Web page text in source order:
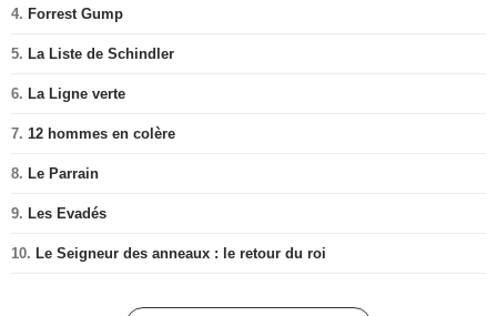
4. Forrest Gump
5. La Liste de Schindler
6. La Ligne verte
7. 12 hommes en colère
8. Le Parrain
9. Les Evadés
10. Le Seigneur des anneaux : le retour du roi